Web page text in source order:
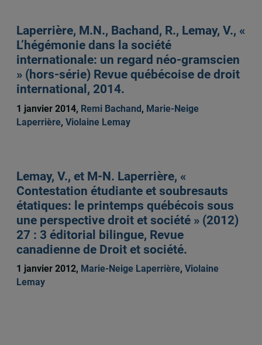
Laperrière, M.N., Bachand, R., Lemay, V., «
L’hégémonie dans la société
internationale: un regard néo-gramscien
» (hors-série) Revue québécoise de droit
international, 2014.
1 janvier 2014, Remi Bachand, Marie-Neige
Laperrière, Violaine Lemay
Lemay, V., et M-N. Laperrière, «
Contestation étudiante et soubresauts
étatiques: le printemps québécois sous
une perspective droit et société » (2012)
27 : 3 éditorial bilingue, Revue
canadienne de Droit et société.
1 janvier 2012, Marie-Neige Laperrière, Violaine
Lemay